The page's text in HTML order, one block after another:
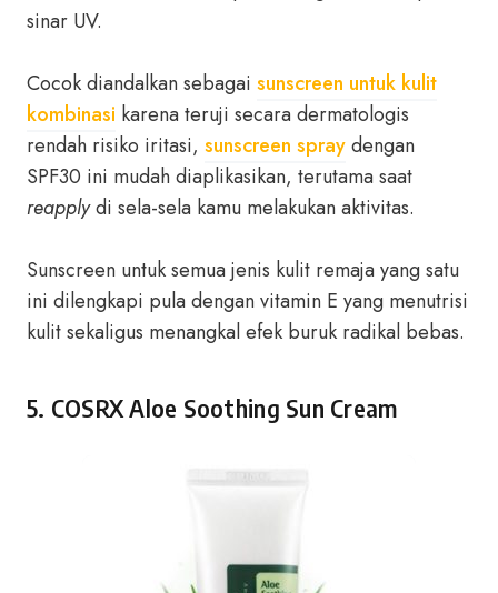
sinar UV.
Cocok diandalkan sebagai sunscreen untuk kulit
kombinasi karena teruji secara dermatologis
rendah risiko iritasi, sunscreen spraydengan
SPF30 ini mudah diaplikasikan, terutama saat
reapplydi sela-sela kamu melakukan aktivitas.
Sunscreen untuk semua jenis kulit remaja yang satu
ini dilengkapi pula dengan vitamin E yang menutrisi
kulit sekaligus menangkal efek buruk radikal bebas.
5. COSRX Aloe Soothing Sun Cream